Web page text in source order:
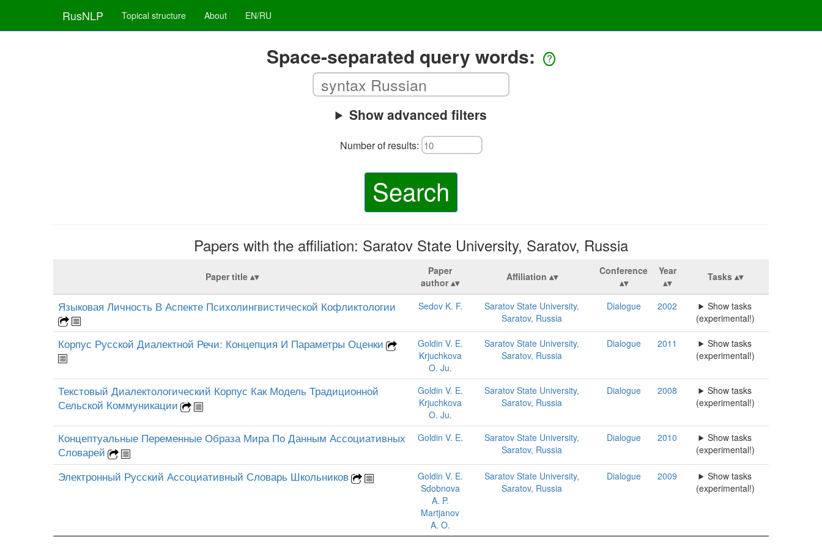
RusNLP Topical structure About EN/RU
Space-separated query words: ?
Show advanced filters
Number of results:
Search
Papers with the affiliation: Saratov State University, Saratov, Russia
Paper title
Paper
author
Affiliation Conference Year Tasks
Языковая Личность В Аспекте Психолингвистической Кофликтологии Sedov K. F.
Saratov State University,
Saratov, Russia
Dialogue 2002
Show tasks
(experimental!)
Корпус Русской Диалектной Речи: Концепция И Параметры Оценки
Goldin V. E.
Krjuchkova
O. Ju.
Saratov State University,
Saratov, Russia
Dialogue 2011
Show tasks
(experimental!)
Текстовый Диалектологический Корпус Как Модель Традиционной
Сельской Коммуникации
Goldin V. E.
Krjuchkova
O. Ju.
Saratov State University,
Saratov, Russia
Dialogue 2008
Show tasks
(experimental!)
Концептуальные Переменные Образа Мира По Данным Ассоциативных
Словарей
Goldin V. E.
Saratov State University,
Saratov, Russia
Dialogue 2010
Show tasks
(experimental!)
Электронный Русский Ассоциативный Словарь Школьников
Goldin V. E.
Sdobnova
A. P.
Martjanov
A. O.
Saratov State University,
Saratov, Russia
Dialogue 2009
Show tasks
(experimental!)